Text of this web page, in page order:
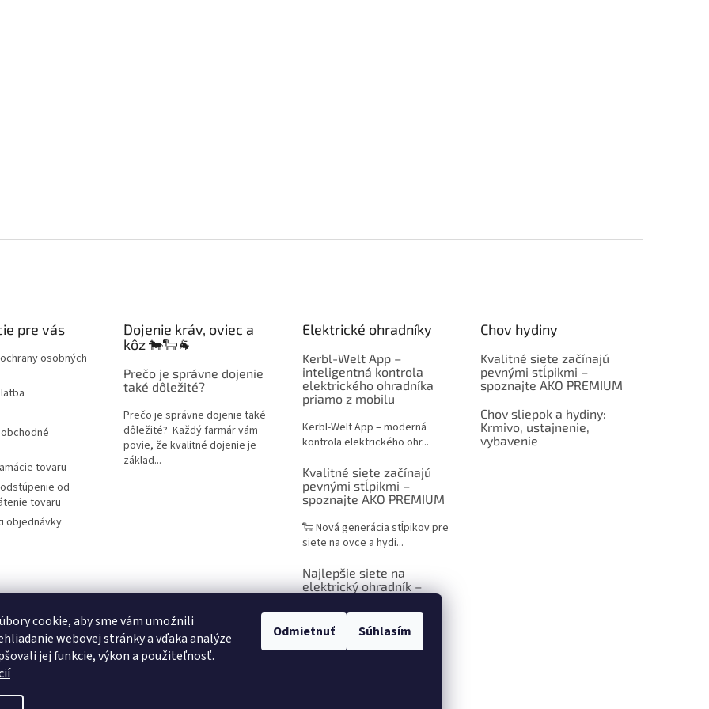
cookie, aby sme vám umožnili
webovej stránky a vďaka analýze
jej funkcie, výkon a použiteľnosť.
Odmietnuť Súhlasím
pre vás
osobných
tovaru
od
tovaru
objednávky
Dojenie kráv, oviec a
kôz 🐄🐑🐐
Prečo je správne dojenie
také dôležité?
Prečo je správne dojenie také
dôležité? Každý farmár vám
povie, že kvalitné dojenie je
základ...
Elektrické ohradníky
Kerbl-Welt App –
inteligentná kontrola
elektrického ohradníka
priamo z mobilu
Kerbl-Welt App – moderná
kontrola elektrického ohr...
Kvalitné siete začínajú
pevnými stĺpikmi –
spoznajte AKO PREMIUM
🐑 Nová generácia stĺpikov pre
siete na ovce a hydi...
Najlepšie siete na
elektrický ohradník –
praktický sprievodca pre
chovateľov
Chov hydiny
Kvalitné siete začínajú
pevnými stĺpikmi –
spoznajte AKO PREMIUM
Chov sliepok a hydiny:
Krmivo, ustajnenie,
vybavenie